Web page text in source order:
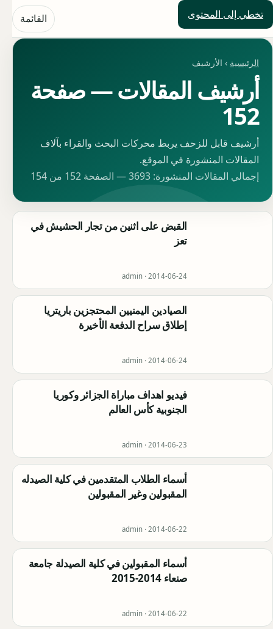
تخطي إلى المحتوى
حلول العالم القائمة
الرئيسية › الأرشيف
أرشيف المقالات — صفحة
152
أرشيف قابل للزحف يربط محركات البحث والقراء بآلاف
المقالات المنشورة في الموقع.
إجمالي المقالات المنشورة: 3693 — الصفحة 152 من 154
القبض على اثنين من تجار الحشيش في
تعز
admin · 2014-06-24
الصيادين اليمنيين المحتجزين باريتريا
إطلاق سراح الدفعة الأخيرة
admin · 2014-06-24
فيديو اهداف مباراة الجزائر وكوريا
الجنوبية كأس العالم
admin · 2014-06-23
أسماء الطلاب المتقدمين في كلية الصيدله
المقبولين وغير المقبولين
admin · 2014-06-22
أسماء المقبولين في كلية الصيدلة جامعة
صنعاء 2014-2015
admin · 2014-06-22